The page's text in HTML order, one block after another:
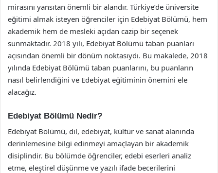
mirasını yansıtan önemli bir alandır. Türkiye’de üniversite
eğitimi almak isteyen öğrenciler için Edebiyat Bölümü, hem
akademik hem de mesleki açıdan cazip bir seçenek
sunmaktadır. 2018 yılı, Edebiyat Bölümü taban puanları
açısından önemli bir dönüm noktasıydı. Bu makalede, 2018
yılında Edebiyat Bölümü taban puanlarını, bu puanların
nasıl belirlendiğini ve Edebiyat eğitiminin önemini ele
alacağız.
Edebiyat Bölümü Nedir?
Edebiyat Bölümü, dil, edebiyat, kültür ve sanat alanında
derinlemesine bilgi edinmeyi amaçlayan bir akademik
disiplindir. Bu bölümde öğrenciler, edebi eserleri analiz
etme, eleştirel düşünme ve yazılı ifade becerilerini